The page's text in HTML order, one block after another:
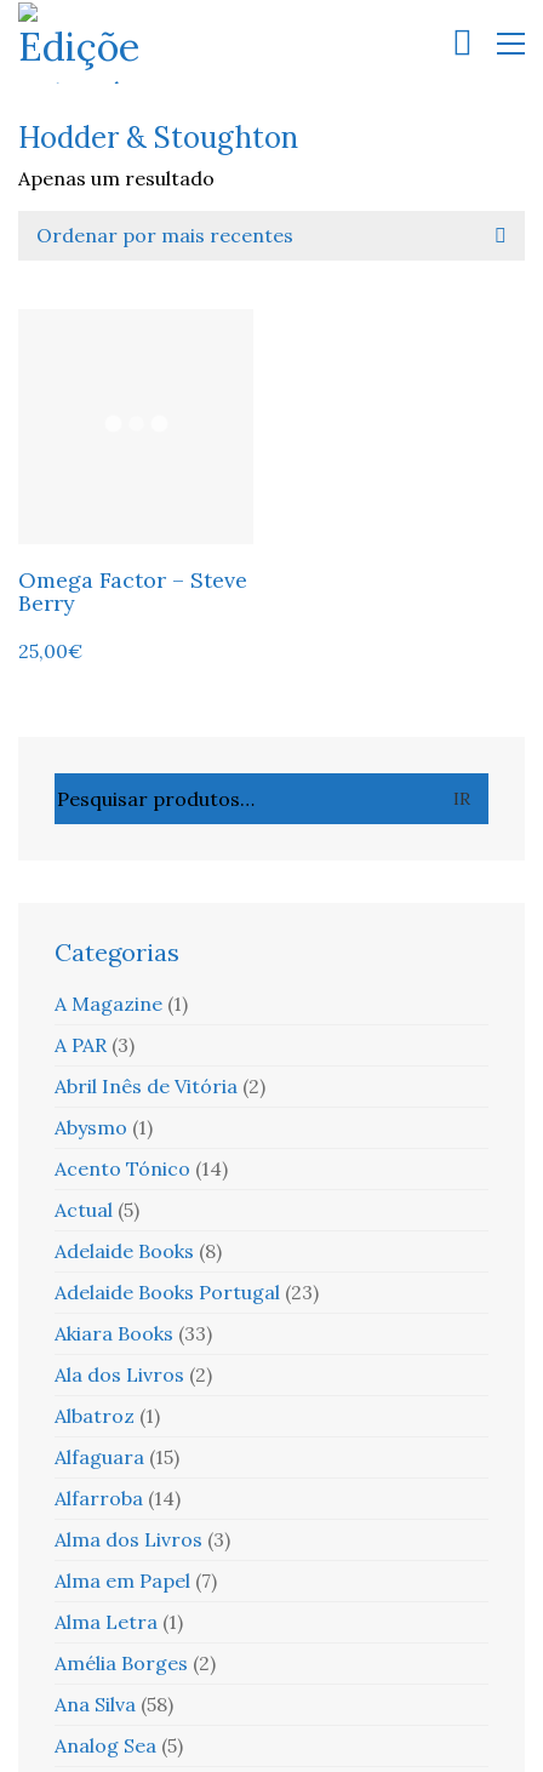
Hodder & Stoughton
Apenas um resultado
Ordenar por mais recentes
Omega Factor – Steve
Berry
25,00€
por:
IR
Categorias
A Magazine (1)
A PAR (3)
Abril Inês de Vitória (2)
Abysmo (1)
Acento Tónico (14)
Actual (5)
Adelaide Books (8)
Adelaide Books Portugal (23)
Akiara Books (33)
Ala dos Livros (2)
Albatroz (1)
Alfaguara (15)
Alfarroba (14)
Alma dos Livros (3)
Alma em Papel (7)
Alma Letra (1)
Amélia Borges (2)
Ana Silva (58)
Analog Sea (5)